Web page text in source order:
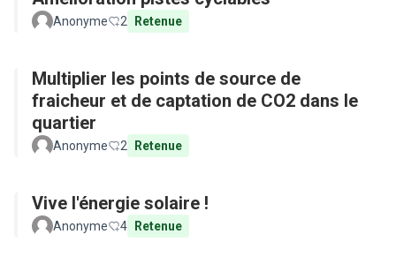
Anonyme 2 Retenue
Multiplier les points de source de
fraicheur et de captation de CO2 dans le
quartier
Anonyme 2 Retenue
Vive l'énergie solaire !
Anonyme 4 Retenue